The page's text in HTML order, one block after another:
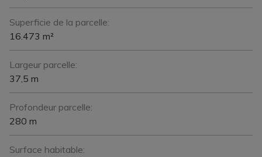
Superficie de la parcelle:
16.473 m²
Largeur parcelle:
37,5 m
Profondeur parcelle:
280 m
Surface habitable: